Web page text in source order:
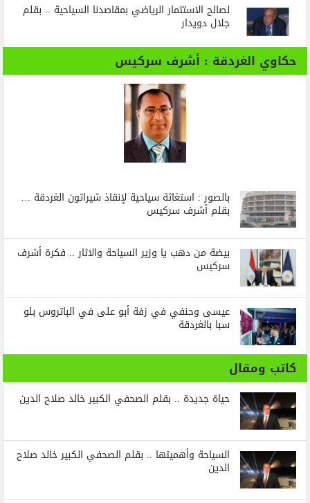
لصالح الاستثمار الرياضي بمقاصدنا السياحية .. بقلم
جلال دويدار
حكاوي الغردقة : أشرف سركيس
بالصور : استغاثة سياحية لإنقاذ شيراتون الغردقة …
بقلم أشرف سركيس
بيضة من دهب يا وزير السياحة والاثار .. فكرة أشرف
سركيس
عيسى وحنفي في زفة أبو على في الباتروس بلو
سبا بالغردقة
كاتب ومقال
حياة جديدة .. بقلم الصحفي الكبير خالد صلاح الدين
السياحة وأهميتها .. بقلم الصحفي الكبير خالد صلاح
الدين